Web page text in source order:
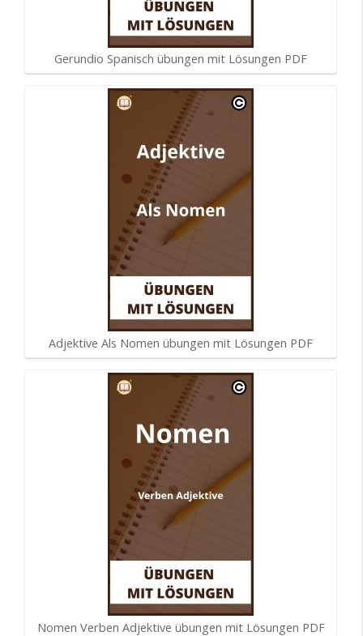
Gerundio Spanisch übungen mit Lösungen PDF
Adjektive Als Nomen übungen mit Lösungen PDF
Nomen Verben Adjektive übungen mit Lösungen PDF